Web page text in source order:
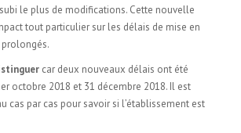
le plus de modifications. Cette nouvelle
tout particulier sur les délais de mise en
car deux nouveaux délais ont été
octobre 2018 et 31 décembre 2018. Il est
cas par cas pour savoir si l’établissement est